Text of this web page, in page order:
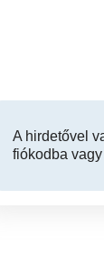
A hirdetővel
fiókodba